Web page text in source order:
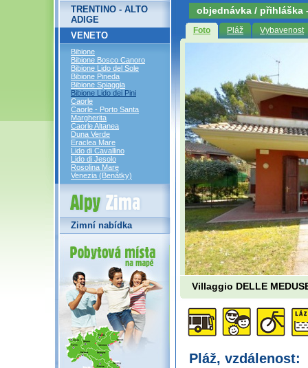
objednávka / přihláška
Foto Pláž Vybavenost
Villaggio DELLE
Pláž, vzdálenost:
TRENTINO - ALTO
ADIGE
VENETO
Bibione
Bibione Bosco Canoro
Bibione Lido del Sole
Bibione Pineda
Bibione Spiaggia
Bibione Lido dei Pini
Caorle
Caorle - Porto Santa
Margherita
Caorle Altanea
Duna Verde
Eraclea Mare
Lido di Cavallino
Lido di Jesolo
Rosolina Mare
Venezia (Benátky)
Alpy Zima
Zimní nabídka